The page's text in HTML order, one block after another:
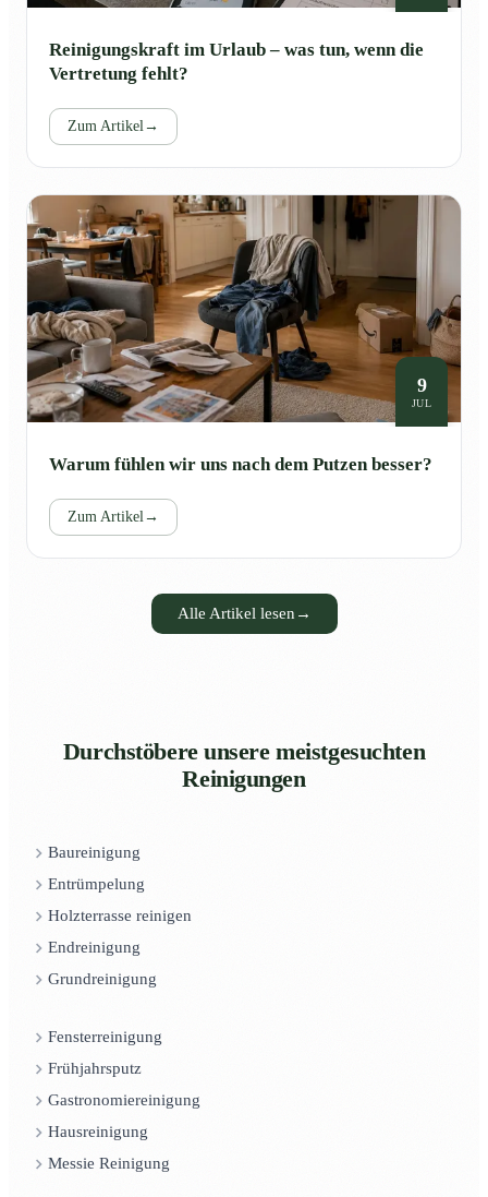
Reinigungskraft im Urlaub – was tun, wenn die
Vertretung fehlt?
Zum Artikel→
9
JUL
Warum fühlen wir uns nach dem Putzen besser?
Zum Artikel→
Alle Artikel lesen →
Durchstöbere unsere meistgesuchten
Reinigungen
Baureinigung
Entrümpelung
Holzterrasse reinigen
Endreinigung
Grundreinigung
Fensterreinigung
Frühjahrsputz
Gastronomiereinigung
Hausreinigung
Messie Reinigung